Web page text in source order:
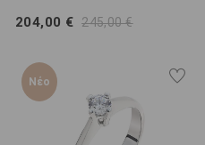
204,00 € 245,00 €
Νέο